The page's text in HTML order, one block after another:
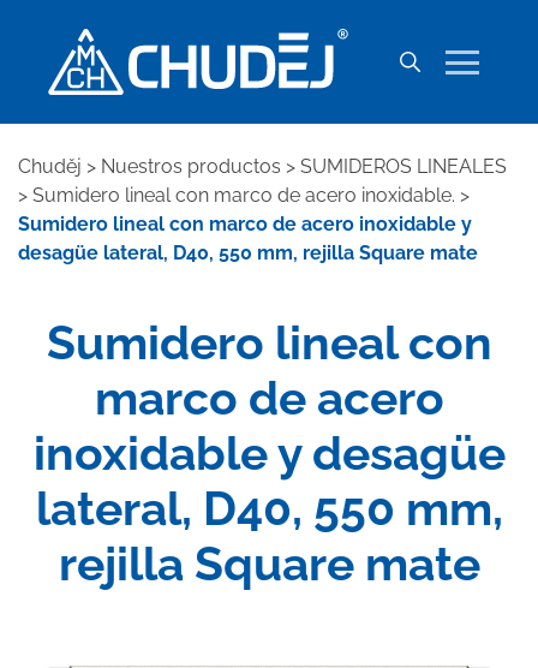
Chuděj > Nuestros productos > SUMIDEROS LINEALES
> Sumidero lineal con marco de acero inoxidable. >
Sumidero lineal con marco de acero inoxidable y
desagüe lateral, D40, 550 mm, rejilla Square mate
Sumidero lineal con
marco de acero
inoxidable y desagüe
lateral, D40, 550 mm,
rejilla Square mate